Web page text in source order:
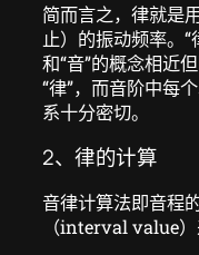
简而言之，律就是
止）的振动频率。
和“音”的概念相近
“律”，而音阶中每
系十分密切。
2、律的计算
音律计算法即音程
（interval value）